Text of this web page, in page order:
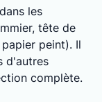
les
tête de
peint). Il
d'autres
complète.